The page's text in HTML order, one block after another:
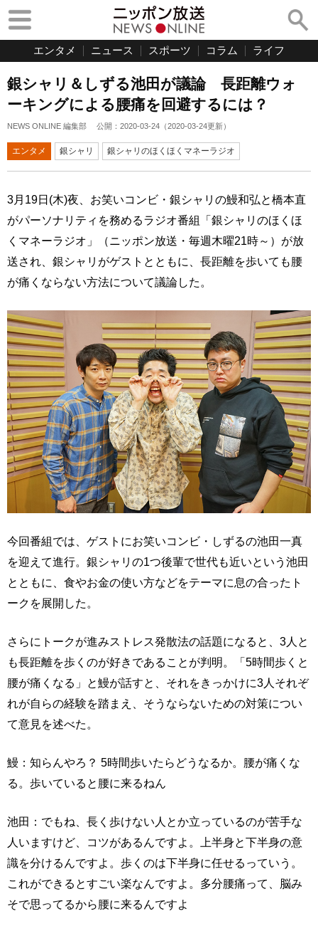
エンタメ ニュース スポーツ コラム ライフ
銀シャリ＆しずる池田が議論 長距離ウォ
ーキングによる腰痛を回避するには？
NEWS ONLINE 編集部 公開： 2020-03-24 （2020-03-24更新）
エンタメ 銀シャリ 銀シャリのほくほくマネーラジオ
3月19日(木)夜、お笑いコンビ・銀シャリの鰻和弘と橋本直
がパーソナリティを務めるラジオ番組「銀シャリのほくほ
くマネーラジオ」（ニッポン放送・毎週木曜21時～）が放
送され、銀シャリがゲストとともに、長距離を歩いても腰
が痛くならない方法について議論した。
今回番組では、ゲストにお笑いコンビ・しずるの池田一真
を迎えて進行。銀シャリの1つ後輩で世代も近いという池田
とともに、食やお金の使い方などをテーマに息の合ったト
ークを展開した。
さらにトークが進みストレス発散法の話題になると、3人と
も長距離を歩くのが好きであることが判明。「5時間歩くと
腰が痛くなる」と鰻が話すと、それをきっかけに3人それぞ
れが自らの経験を踏まえ、そうならないための対策につい
て意見を述べた。
鰻：知らんやろ？ 5時間歩いたらどうなるか。腰が痛くな
る。歩いていると腰に来るねん
池田：でもね、長く歩けない人とか立っているのが苦手な
人いますけど、コツがあるんですよ。上半身と下半身の意
識を分けるんですよ。歩くのは下半身に任せるっていう。
これができるとすごい楽なんですよ。多分腰痛って、脳み
そで思ってるから腰に来るんですよ